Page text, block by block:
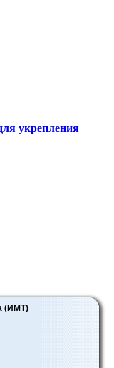
укрепления
(ИМТ)